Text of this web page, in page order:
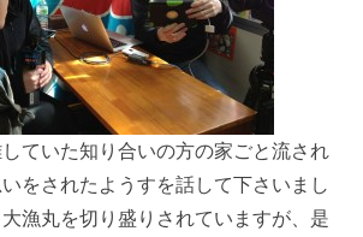
ていた知り合いの方の家ごと流され
をされたようすを話して下さいまし
漁丸を切り盛りされていますが、是